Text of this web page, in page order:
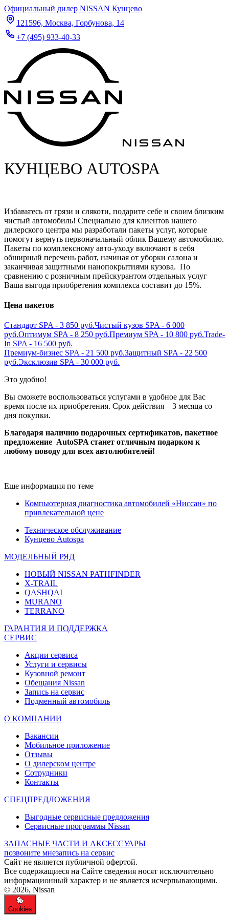
Официальный дилер NISSAN Кунцево
121596, Москва, Горбунова, 14
+7 (495) 933-40-33
КУНЦЕВО AUTOSPA
Избавьтесь от грязи и слякоти, подарите себе и своим близким
чистый автомобиль! Специально для клиентов нашего
дилерского центра мы разработали пакеты услуг, которые
помогут вернуть первоначальный облик Вашему автомобилю.
Пакеты по комплексному авто-уходу включают в себя
обширный перечень работ, начиная от уборки салона и
заканчивая защитными нанопокрытиями кузова. По
сравнению с розничным прейскурантом отдельных услуг
Ваша выгода приобретения комплекса составит до 15%.
Цена пакетов
Стандарт SPA - 3 850 руб.Чистый кузов SPA - 6 000
руб.Оптимум SPA - 8 250 руб.Премиум SPA - 10 800 руб.Trade-
In SPA - 16 500 руб.
Премиум-бизнес SPA - 21 500 руб.Защитный SPA - 22 500
руб.Эксклюзив SPA - 30 000 руб.
Это удобно!
Вы сможете воспользоваться услугами в удобное для Вас
время после их приобретения. Срок действия – 3 месяца со
дня покупки.
Благодаря наличию подарочных сертификатов, пакетное
предложение AutoSPA станет отличным подарком к
любому поводу для всех автолюбителей!
Еще информация по теме
Компьютерная диагностика автомобилей «Ниссан» по
привлекательной цене
Техническое обслуживание
Кунцево Autospa
МОДЕЛЬНЫЙ РЯД
НОВЫЙ NISSAN PATHFINDER
X-TRAIL
QASHQAI
MURANO
TERRANO
ГАРАНТИЯ И ПОДДЕРЖКА
СЕРВИС
Акции сервиса
Услуги и сервисы
Кузовной ремонт
Обещания Nissan
Запись на сервис
Подменный автомобиль
О КОМПАНИИ
Вакансии
Мобильное приложение
Отзывы
О дилерском центре
Сотрудники
Контакты
СПЕЦПРЕДЛОЖЕНИЯ
Выгодные сервисные предложения
Сервисные программы Nissan
ЗАПАСНЫЕ ЧАСТИ И АКСЕССУАРЫ
позвоните мнезапись на сервис
Cайт не является публичной офертой.
Все содержащиеся на Сайте сведения носят исключительно
информационный характер и не является исчерпывающими.
© 2026, Nissan
Cookies